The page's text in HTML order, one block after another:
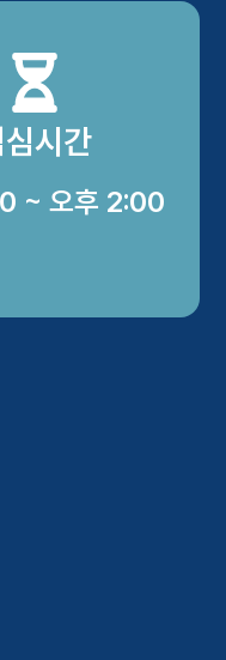
시간
~ 오후 2:00